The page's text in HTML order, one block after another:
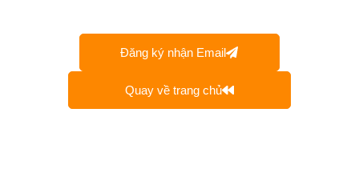
Đăng ký nhận Email
Quay về trang chủ